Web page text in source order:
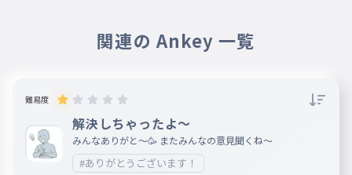
ー よ
りえる 作成者 2025年08月27日
大丈夫？
関連の Ankey 一覧
難易度
解決しちゃったよ〜
みんなありがと〜🥳 またみんなの意見聞くね〜
#ありがとうございます！